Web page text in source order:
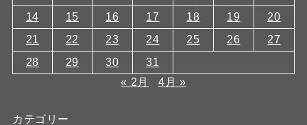
14
15 16 17 18 19
20
21
22 23 24 25 26
27
28
29 30
31
« 2月
4月 »
カテゴリー